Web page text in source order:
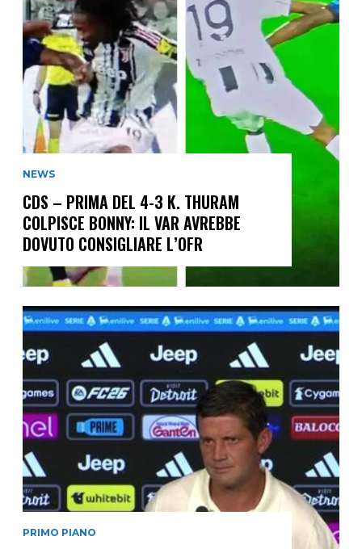
NEWS
CDS – PRIMA DEL 4-3 K. THURAM
COLPISCE BONNY: IL VAR AVREBBE
DOVUTO CONSIGLIARE L’OFR
PRIMO PIANO